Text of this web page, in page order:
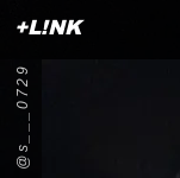
+L!NK
@s___0729